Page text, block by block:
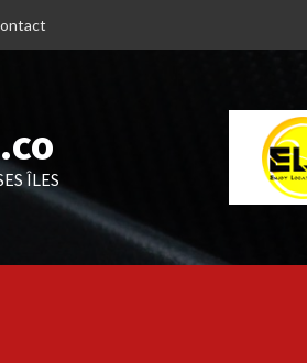
ÎLES